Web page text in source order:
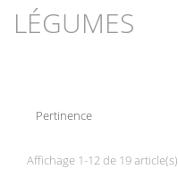
LÉGUMES
Pertinence
Affichage 1-12 de 19 article(s)